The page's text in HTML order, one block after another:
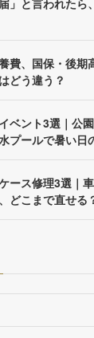
」と言われたら
費、国保・後期
どう違う？
ベント3選｜公
プールで暑い日
ース修理3選｜
どこまで直せる